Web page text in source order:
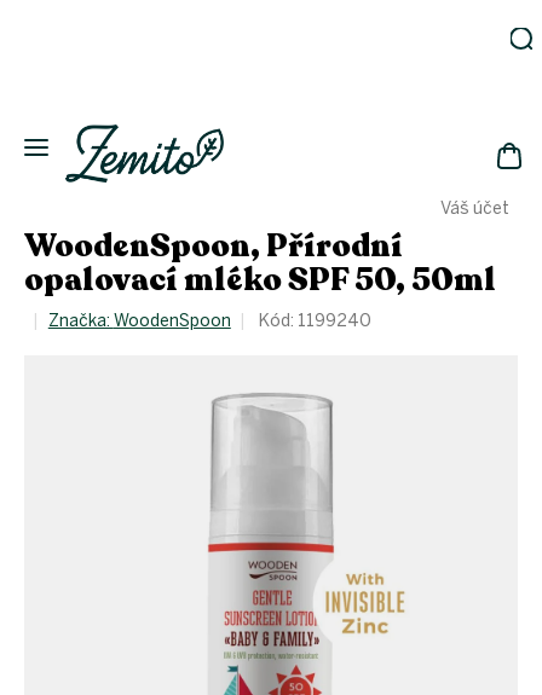
Váš účet
Eko
domácnost
Kosmetika
láhve
Akce
WoodenSpoon, Přírodní
opalovací mléko SPF 50, 50ml
Značka: WoodenSpoon Kód: 1199240